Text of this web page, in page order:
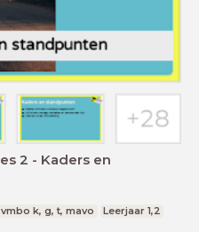
vmbo k, g, t, mavo Leerjaar 1,2